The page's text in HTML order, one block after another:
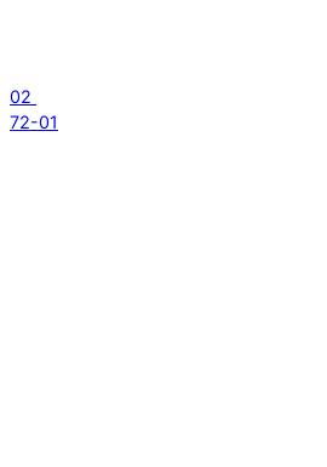
02
72-01